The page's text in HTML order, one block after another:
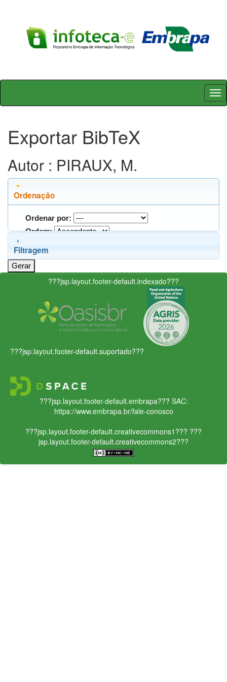
Skip
Exportar BibTeX
Autor : PIRAUX, M.
Ordenação
Ordenar por:
Ordem:
Filtragem
???jsp.layout.footer-default.indexado???
???jsp.layout.footer-default.suportado???
???jsp.layout.footer-default.embrapa??? SAC:
https://www.embrapa.br/fale-conosco
???jsp.layout.footer-default.creativecommons1??? ???
jsp.layout.footer-default.creativecommons2???